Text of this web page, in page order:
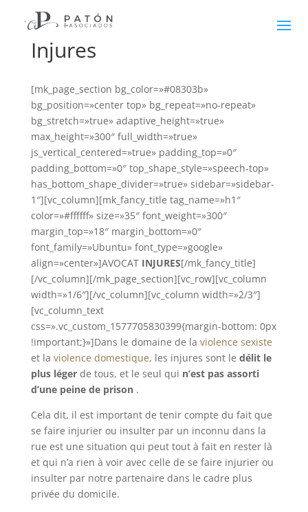
Injures
[mk_page_section bg_color=»#08303b»
bg_position=»center top» bg_repeat=»no-repeat»
bg_stretch=»true» adaptive_height=»true»
max_height=»300″ full_width=»true»
js_vertical_centered=»true» padding_top=»0″
padding_bottom=»0″ top_shape_style=»speech-top»
has_bottom_shape_divider=»true» sidebar=»sidebar-
1″][vc_column][mk_fancy_title tag_name=»h1″
color=»#ffffff» size=»35″ font_weight=»300″
margin_top=»18″ margin_bottom=»0″
font_family=»Ubuntu» font_type=»google»
align=»center»]AVOCAT INJURES[/mk_fancy_title]
[/vc_column][/mk_page_section][vc_row][vc_column
width=»1/6″][/vc_column][vc_column width=»2/3″]
[vc_column_text
css=».vc_custom_1577705830399{margin-bottom: 0px
!important;}»]Dans le domaine de la violence sexiste
et la violence domestique, les injures sont le délit le
plus légerde tous, et le seul qui n’est pas assorti
d’une peine de prison .
Cela dit, il est important de tenir compte du fait que
se faire injurier ou insulter par un inconnu dans la
rue est une situation qui peut tout à fait en rester là
et qui n’a rien à voir avec celle de se faire injurier ou
insulter par notre partenaire dans le cadre plus
privée du domicile.